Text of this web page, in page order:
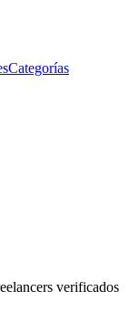
Categorías
verificados